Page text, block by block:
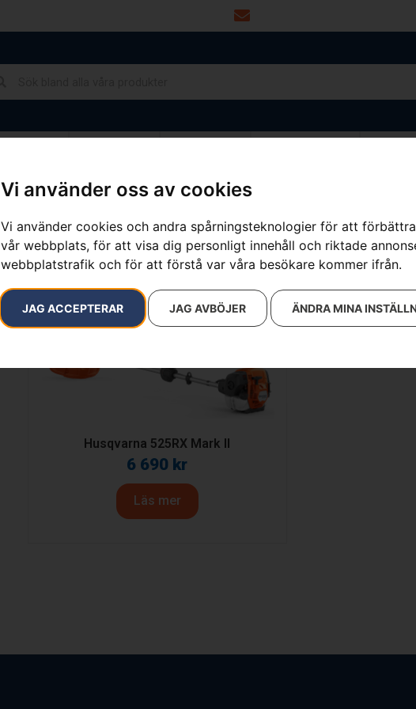
Vi använder oss av cookies
Vi använder cookies och andra spårningsteknologier för att
vår webbplats, för att visa dig personligt innehåll och riktade
webbplatstrafik och för att förstå var våra besökare kommer ifrån.
JAG ACCEPTERAR JAG AVBÖJER ÄNDRA MINA
Endast ett sökresultat
Husqvarna 525RX Mark II
6 690 kr
Läs mer